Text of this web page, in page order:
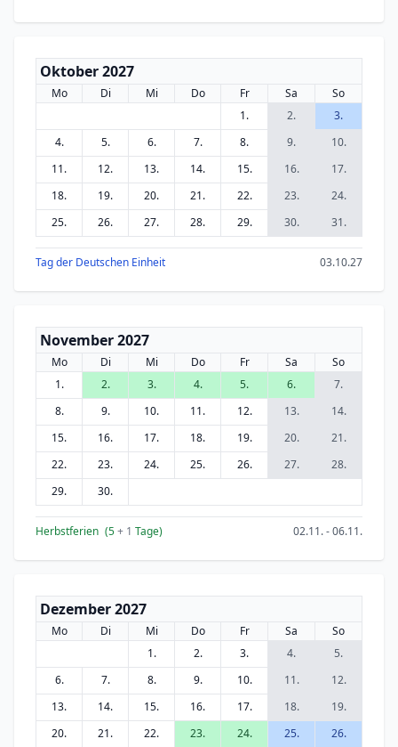
Oktober 2027
Mo Di Mi Do Fr Sa
So
1.
2.
3.
4.
5. 6. 7. 8. 9.
10.
11.
12. 13. 14. 15. 16.
17.
18.
19. 20. 21. 22. 23.
24.
25.
26. 27. 28. 29. 30. 31.
Tag der Deutschen Einheit 03.10.27
November 2027
Mo Di Mi Do Fr Sa
So
1.
2. 3. 4. 5. 6.
7.
8.
9. 10. 11. 12. 13.
14.
15.
16. 17. 18. 19. 20.
21.
22.
23. 24. 25. 26. 27.
28.
29.
30.
Herbstferien (5+ 1 Tage) 02.11. - 06.11.
Dezember 2027
Mo Di Mi Do Fr Sa
So
1.
2. 3. 4.
5.
6.
7. 8. 9. 10. 11.
12.
13.
14. 15. 16. 17. 18.
19.
20.
21. 22. 23. 24. 25.
26.